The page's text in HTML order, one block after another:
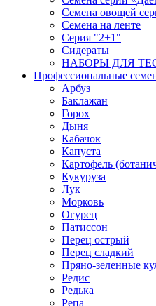
Семена овощей
Семена на ленте
Серия "2+1"
Сидераты
НАБОРЫ ДЛЯ
Профессиональные
Арбуз
Баклажан
Горох
Дыня
Кабачок
Капуста
Картофель
Кукуруза
Лук
Морковь
Огурец
Патиссон
Перец острый
Перец сладкий
Пряно-зеленные
Редис
Редька
Репа